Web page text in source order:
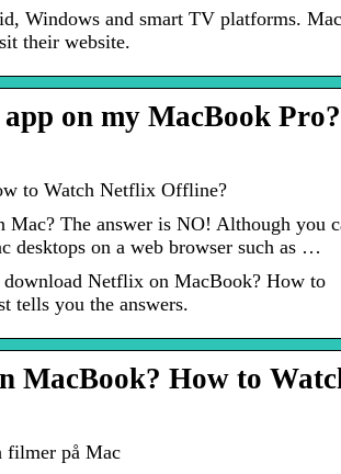
Windows and smart TV platforms. Mac
their website.
on my MacBook
to Watch Netflix Offline?
The answer is NO! Although you
desktops on a web browser such as …
Netflix on MacBook? How to
tells you the answers.
MacBook? How to
filmer på Mac